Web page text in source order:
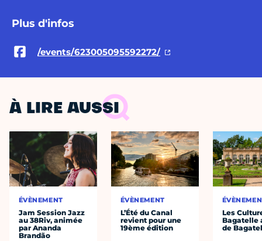
Plus d'infos
/events/623005095592272/
À LIRE AUSSI
ÉVÈNEMENT
Jam Session Jazz
au 38Riv, animée
par Ananda
Brandão
ÉVÈNEMENT
L’Été du Canal
revient pour une
19ème édition
Les
Bagatelle
de